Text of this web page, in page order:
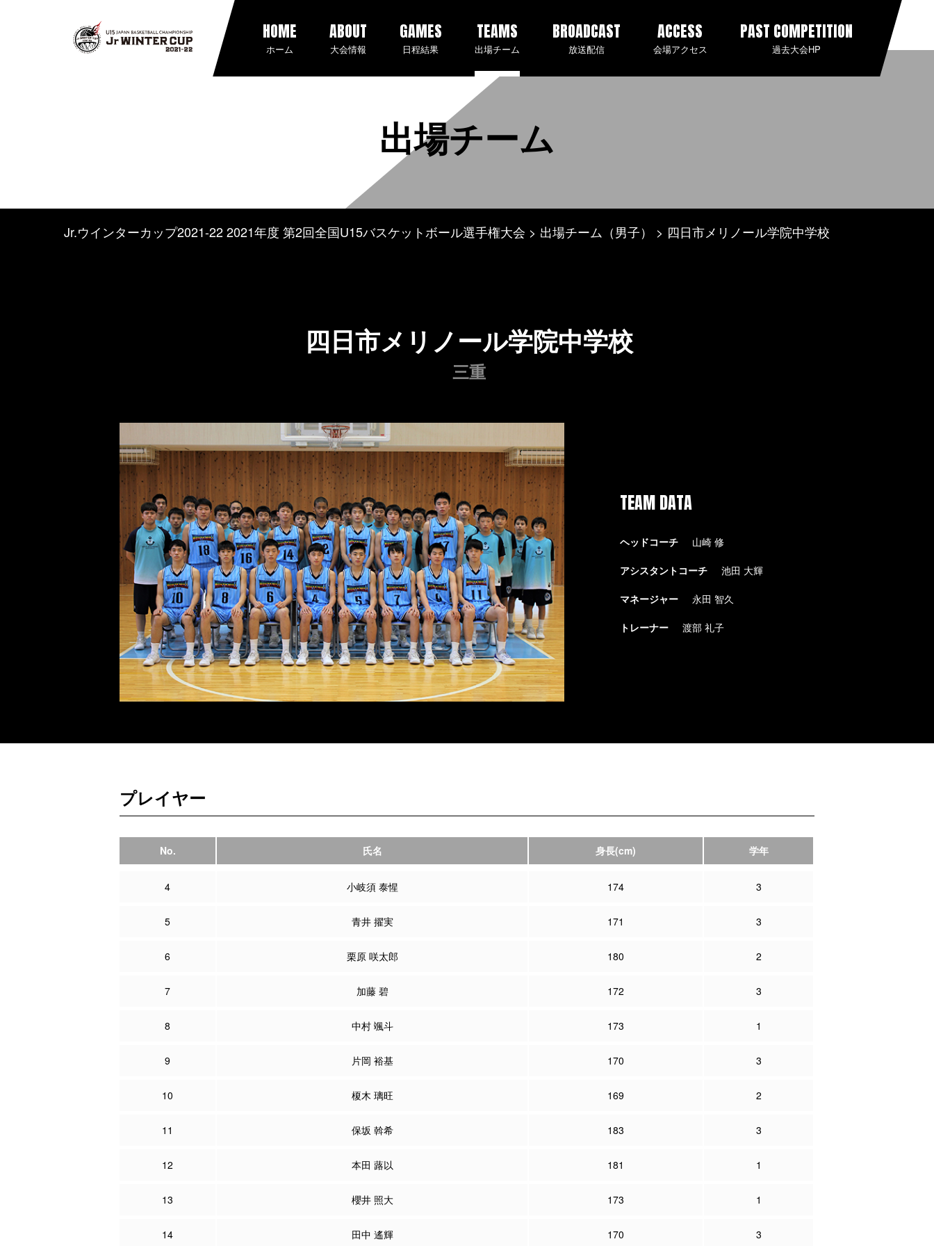
HOME
ホーム
ABOUT
大会情報
GAMES
日程結果
TEAMS
出場チーム
BROADCAST
放送配信
ACCESS
会場アクセス
PAST COMPETITION
過去大会HP
出場チーム
Jr.ウインターカップ2021-22 2021年度 第2回全国U15バスケットボール選手権大会 出場チーム（男子） 四日市メリノール学院中学校
四日市メリノール学院中学校
三重
TEAM DATA
ヘッドコーチ 山崎 修
アシスタントコーチ 池田 大輝
マネージャー 永田 智久
トレーナー 渡部 礼子
プレイヤー
No. 氏名 身長(cm) 学年
4 小岐須 泰惺 174 3
5 青井 擢実 171 3
6 栗原 咲太郎 180 2
7 加藤 碧 172 3
8 中村 颯斗 173 1
9 片岡 裕基 170 3
10 榎木 璃旺 169 2
11 保坂 斡希 183 3
12 本田 蕗以 181 1
13 櫻井 照大 173 1
14 田中 遙輝 170 3